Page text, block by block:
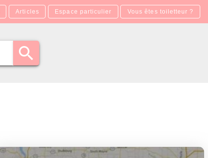
Articles Espace particulier Vous êtes toiletteur ?